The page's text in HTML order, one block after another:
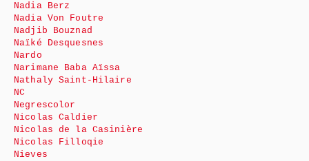
Nadia Berz
Nadia Von Foutre
Nadjib Bouznad
Naïké Desquesnes
Nardo
Narimane Baba Aïssa
Nathaly Saint-Hilaire
NC
Negrescolor
Nicolas Caldier
Nicolas de la Casinière
Nicolas Filloqie
Nieves